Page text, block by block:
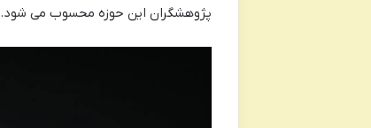
پژوهشگران این حوزه محسوب می شود.